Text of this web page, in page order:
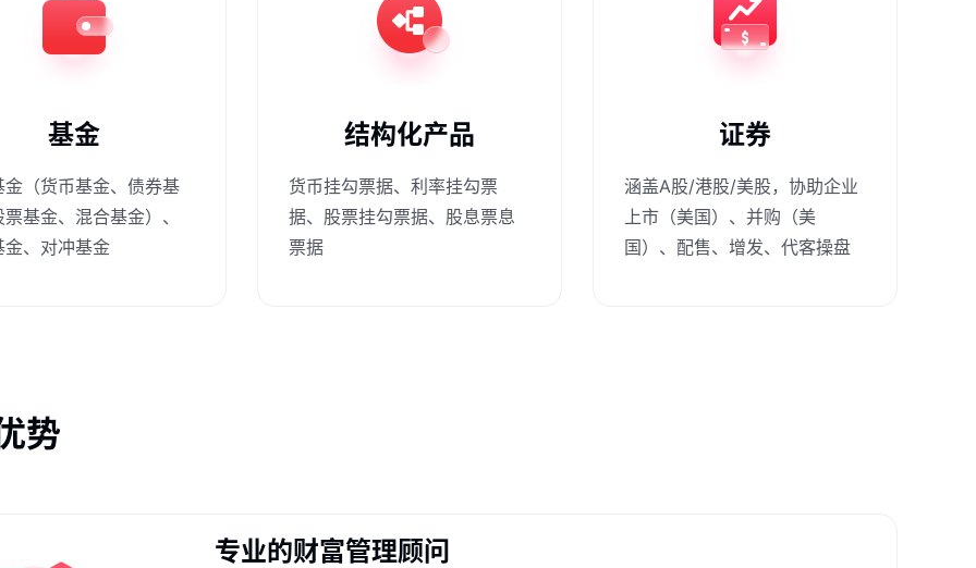
基金
金（货币基金、债券基
基金、混合基金）、
金、对冲基金
结构化产品
货币挂勾票据、利率挂勾票
据、股票挂勾票据、股息票息
票据
证券
涵盖A股/港股/美股，协助企业
上市（美国）、并购（美
国）、配售、增发、代客操盘
势
专业的财富管理顾问